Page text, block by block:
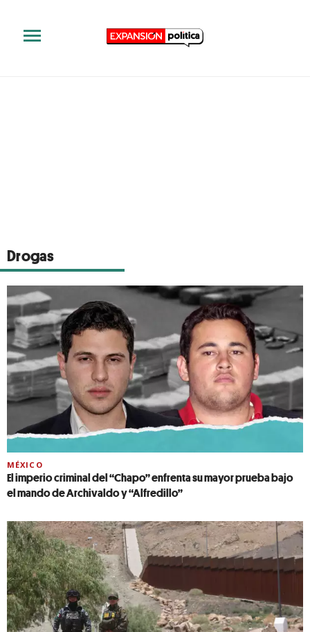
Drogas
MÉXICO
El imperio criminal del “Chapo” enfrenta su mayor prueba bajo
el mando de Archivaldo y “Alfredillo”